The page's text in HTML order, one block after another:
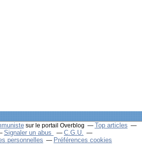
sur le portail Overblog
Top articles
Signaler un abus
C.G.U.
personnelles
Préférences cookies